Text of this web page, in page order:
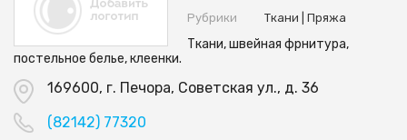
Рубрики Ткани | Пряжа
Ткани, швейная фрнитура,
постельное белье, клеенки.
169600, г. Печора, Советская ул., д. 36
(82142) 77320